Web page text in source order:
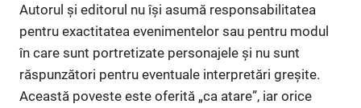
Autorul și editorul nu își asumă responsabilitatea
pentru exactitatea evenimentelor sau pentru modul
în care sunt portretizate personajele și nu sunt
răspunzători pentru eventuale interpretări greșite.
Această poveste este oferită „ca atare”, iar orice